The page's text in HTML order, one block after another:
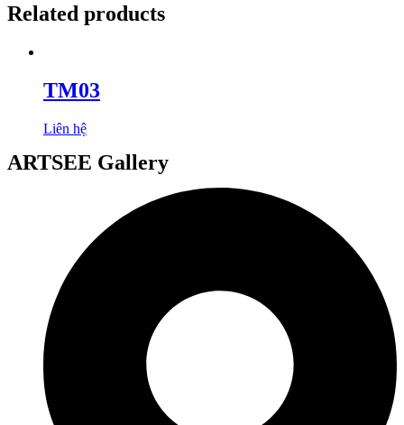
Related products
TM03
Liên hệ
ARTSEE Gallery